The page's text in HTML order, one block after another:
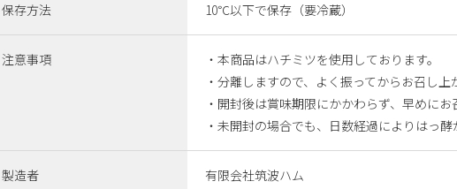
保存方法 10℃以下で保存（要冷蔵）
注意事項
・本商品はハチミツを使用しております。
・分離しますので、よく振ってからお召し
・開封後は賞味期限にかかわらず、早めに
・未開封の場合でも、日数経過によりはっ
製造者
有限会社筑波ハム